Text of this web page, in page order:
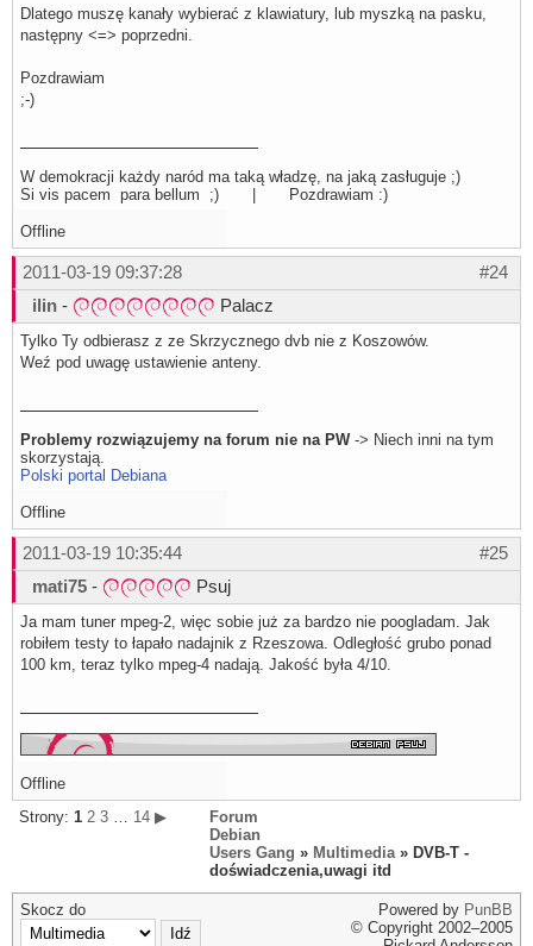
Dlatego muszę kanały wybierać z klawiatury, lub myszką na pasku,
następny <=> poprzedni.
Pozdrawiam
;-)
W demokracji każdy naród ma taką władzę, na jaką zasługuje ;)
Si vis pacem para bellum ;) | Pozdrawiam :)
Offline
#24
2011-03-19 09:37:28
ilin - Palacz
Tylko Ty odbierasz z ze Skrzycznego dvb nie z Koszowów.
Weź pod uwagę ustawienie anteny.
Problemy rozwiązujemy na forum nie na PW-> Niech inni na tym
skorzystają.
Polski portal Debiana
Offline
#25
2011-03-19 10:35:44
mati75 - Psuj
Ja mam tuner mpeg-2, więc sobie już za bardzo nie poogladam. Jak
robiłem testy to łapało nadajnik z Rzeszowa. Odległość grubo ponad
100 km, teraz tylko mpeg-4 nadają. Jakość była 4/10.
Offline
Strony: 1 2 3 14 ▶
Forum
Debian
Users Gang » Multimedia » DVB-T -
doświadczenia,uwagi itd
Skocz do Powered by PunBB
© Copyright 2002–2005